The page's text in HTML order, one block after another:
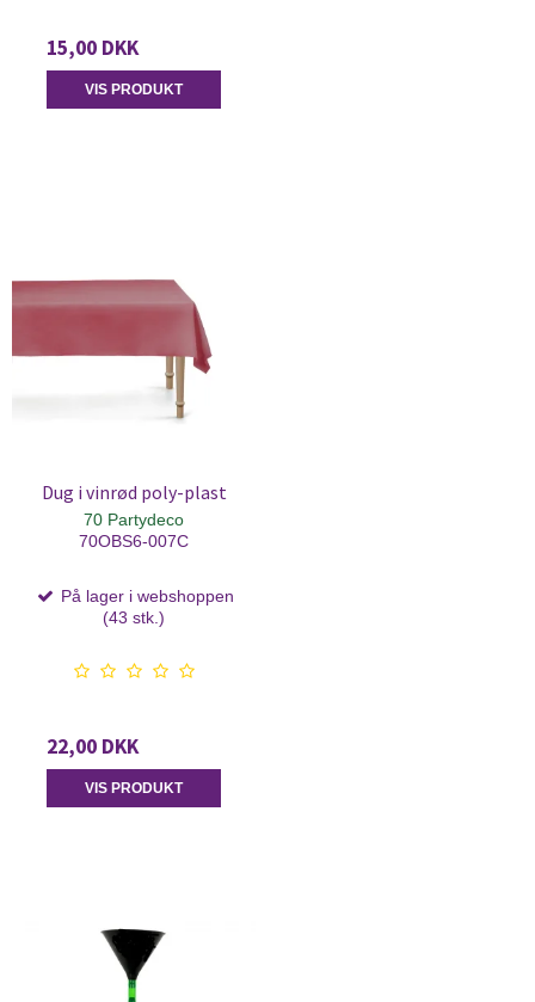
15,00 DKK
VIS PRODUKT
Dug i vinrød poly-plast
70 Partydeco
70OBS6-007C
På lager i webshoppen
(43 stk.)
22,00 DKK
VIS PRODUKT